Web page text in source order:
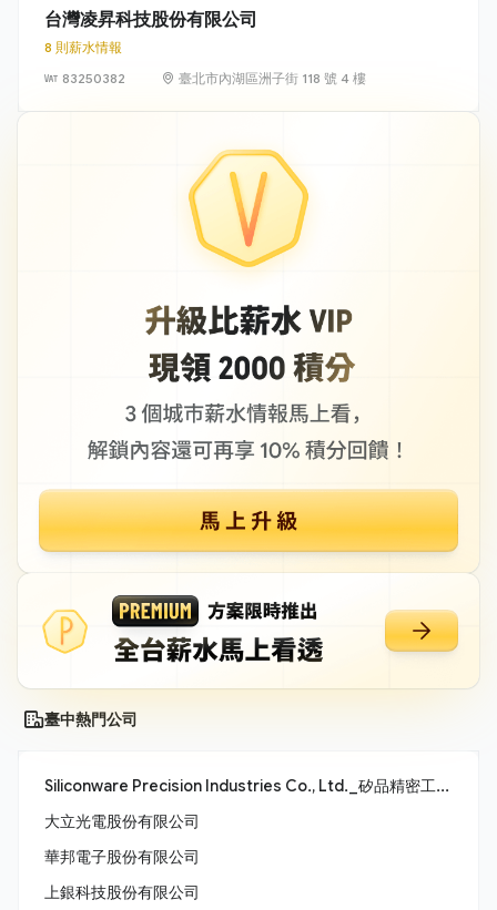
台灣凌昇科技股份有限公司
8 則薪水情報
83250382
臺北市內湖區洲子街 118 號 4 樓
臺中熱門公司
Siliconware Precision Industries Co., Ltd._矽品精密工業股份有限公司
大立光電股份有限公司
華邦電子股份有限公司
上銀科技股份有限公司